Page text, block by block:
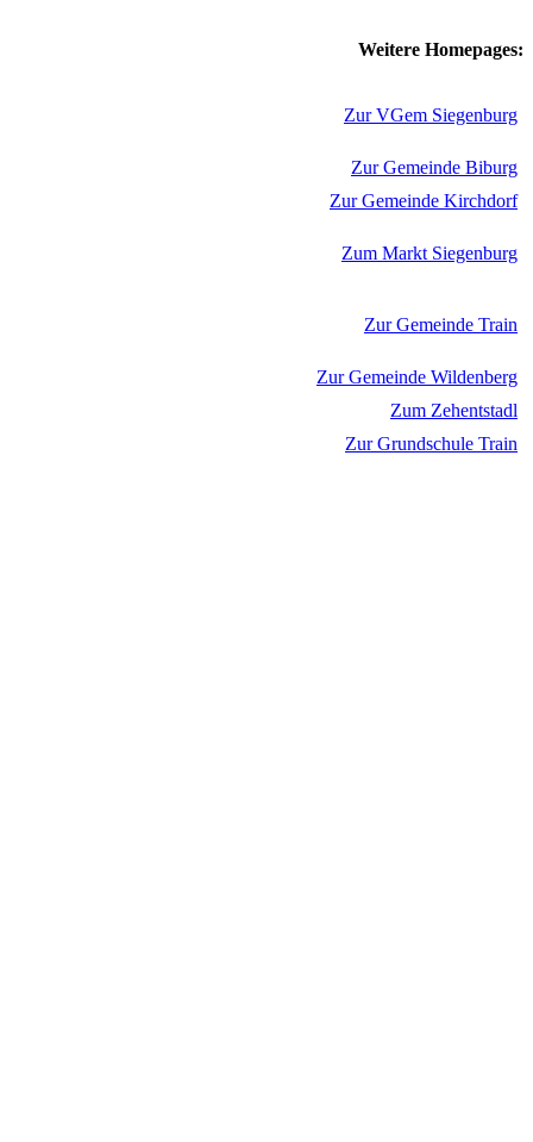
Weitere Homepages:
Zur VGem Siegenburg
Zur Gemeinde Biburg
Zur Gemeinde Kirchdorf
Zum Markt Siegenburg
Zur Gemeinde Train
Zur Gemeinde Wildenberg
Zum Zehentstadl
Zur Grundschule Train